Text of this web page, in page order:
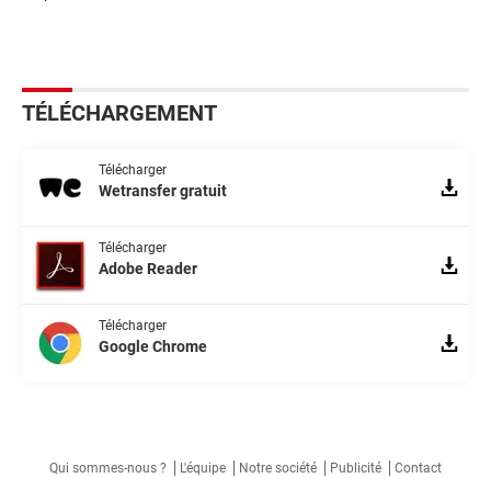
TÉLÉCHARGEMENT
Télécharger
Wetransfer gratuit
Télécharger
Adobe Reader
Télécharger
Google Chrome
Qui sommes-nous ? L'équipe Notre société Publicité Contact